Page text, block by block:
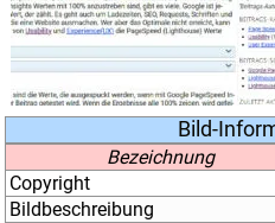
Bild-
Bezeichnung
Copyright
Bildbeschreibung